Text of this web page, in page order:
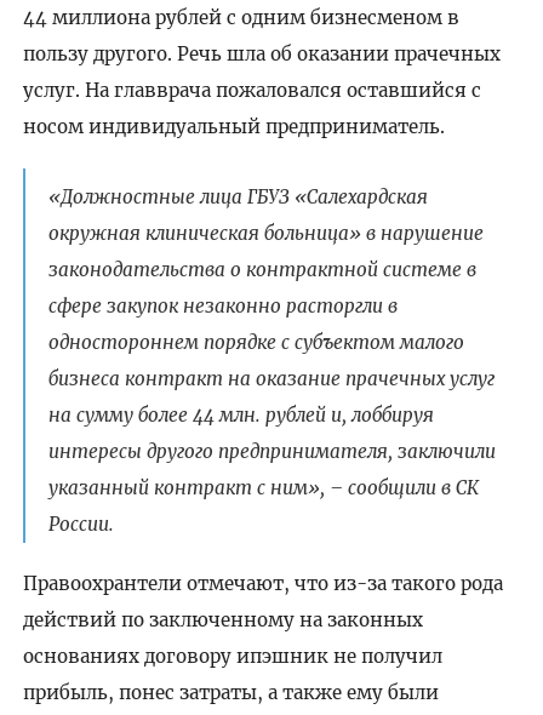
44 миллиона рублей с одним бизнесменом в
пользу другого. Речь шла об оказании прачечных
услуг. На главврача пожаловался оставшийся с
носом индивидуальный предприниматель.
«Должностные лица ГБУЗ «Салехардская
окружная клиническая больница» в нарушение
законодательства о контрактной системе в
сфере закупок незаконно расторгли в
одностороннем порядке с субъектом малого
бизнеса контракт на оказание прачечных услуг
на сумму более 44 млн. рублей и, лоббируя
интересы другого предпринимателя, заключили
указанный контракт с ним», – сообщили в СК
России.
Правоохрантели отмечают, что из-за такого рода
действий по заключенному на законных
основаниях договору ипэшник не получил
прибыль, понес затраты, а также ему были